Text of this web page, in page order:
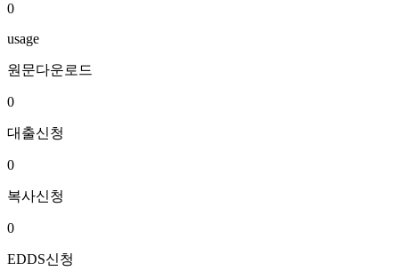
0
usage
원문다운로드
0
대출신청
0
복사신청
0
EDDS신청